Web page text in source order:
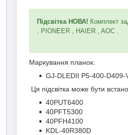
Підсвітка НОВА! Комплект
, PIONEER , HAIER , AOC .
Маркування планок:
GJ-DLEDII P5-400-D409-
Ця підсвітка може бути
40PUT6400
40PFT5300
40PFH4100
KDL-40R380D